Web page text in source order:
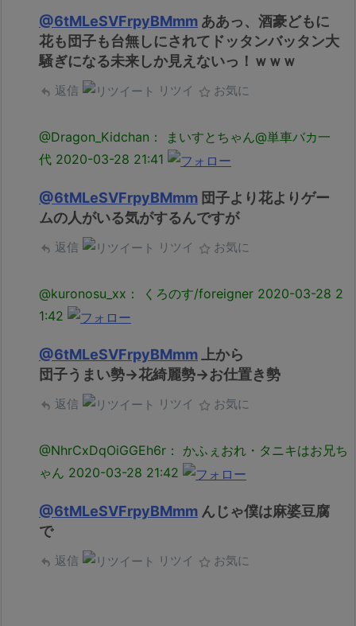
@6tMLeSVFrpyBMmm ああっ、酒豪どもに
花も団子も台無しにされてドッタンバッタン大
騒ぎになる未来しか見えないっ！ｗｗｗ
返信 リツイ お気に
@Dragon_Kidchan： まいすとちゃん@単車バカ一
代 2020-03-28 21:41
@6tMLeSVFrpyBMmm 団子より花よりゲー
ムの人がいる気がするんですが
返信 リツイ お気に
@kuronosu_xx： くろのす/foreigner 2020-03-28 2
1:42
@6tMLeSVFrpyBMmm 上から
団子うまい勢→花綺麗勢→お仕置き勢
返信 リツイ お気に
@NhrCxDqOiGGEh6r： かふぇおれ・タニキはお兄ち
ゃん 2020-03-28 21:42
@6tMLeSVFrpyBMmm んじゃ僕は麻婆豆腐
で
返信 リツイ お気に